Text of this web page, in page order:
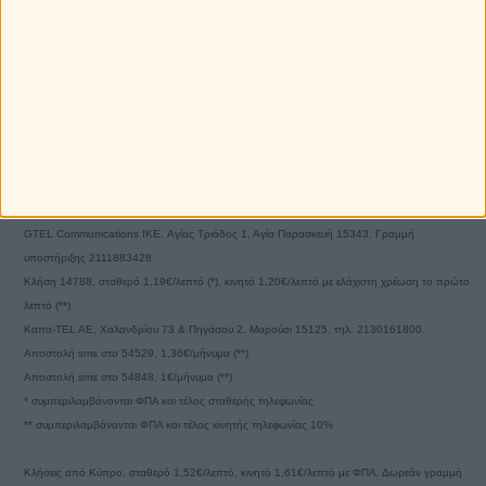
GTEL Communications IKE. Αγίας Τριάδος 1, Αγία Παρασκευή 15343, Γραμμή
υποστήριξης 2111883428
Κλήση 14788, σταθερό 1,19€/λεπτό (*), κινητό 1,20€/λεπτό με ελάχιστη χρέωση το πρώτο
λεπτό (**)
Καπα-TEL AE, Χαλανδρίου 73 & Πηγάσου 2, Μαρούσι 15125, τηλ. 2130161800.
Αποστολή sms στο 54529, 1,36€/μήνυμα (**)
Αποστολή sms στο 54848, 1€/μήνυμα (**)
* συμπεριλαμβάνονται ΦΠΑ και τέλος σταθερής τηλεφωνίας
** συμπεριλαμβάνονται ΦΠΑ και τέλος κινητής τηλεφωνίας 10%
Κλήσεις από Κύπρο, σταθερό 1,52€/λεπτό, κινητό 1,61€/λεπτό με ΦΠΑ. Δωρεάν γραμμή